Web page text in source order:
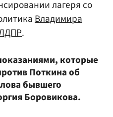
лагеря со
Владимира
.
которые
Поткина об
бывшего
Боровикова.